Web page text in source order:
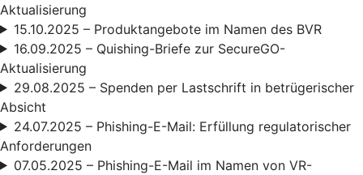
Aktualisierung
15.10.2025 – Produktangebote im Namen des BVR
16.09.2025 – Quishing-Briefe zur SecureGO-
Aktualisierung
29.08.2025 – Spenden per Lastschrift in betrügerischer
Absicht
24.07.2025 – Phishing-E-Mail: Erfüllung regulatorischer
Anforderungen
07.05.2025 – Phishing-E-Mail im Namen von VR-